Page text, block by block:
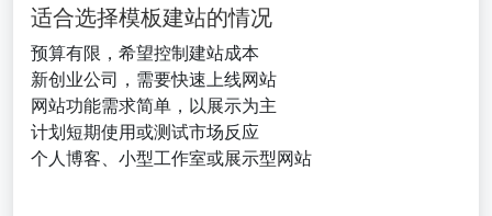
适合选择模板建站的情况
预算有限，希望控制建站成本
新创业公司，需要快速上线网站
网站功能需求简单，以展示为主
计划短期使用或测试市场反应
个人博客、小型工作室或展示型网站